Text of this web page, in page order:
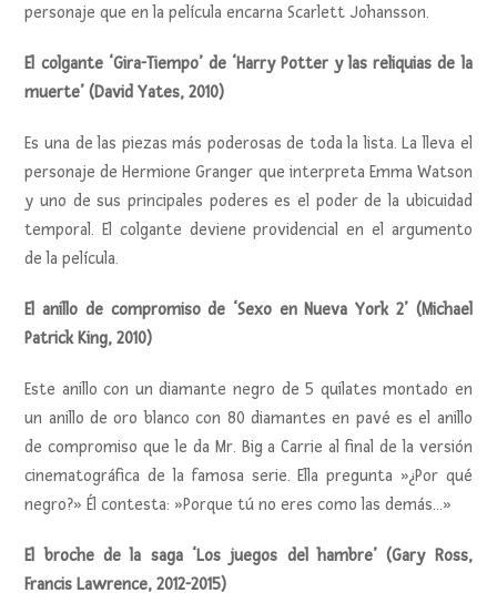
personaje que en la película encarna Scarlett Johansson.
El colgante ‘Gira-Tiempo’ de ‘Harry Potter y las reliquias de la
muerte’ (David Yates, 2010)
Es una de las piezas más poderosas de toda la lista. La lleva el
personaje de Hermione Granger que interpreta Emma Watson
y uno de sus principales poderes es el poder de la ubicuidad
temporal. El colgante deviene providencial en el argumento
de la película.
El anillo de compromiso de ‘Sexo en Nueva York 2’ (Michael
Patrick King, 2010)
Este anillo con un diamante negro de 5 quilates montado en
un anillo de oro blanco con 80 diamantes en pavé es el anillo
de compromiso que le da Mr. Big a Carrie al final de la versión
cinematográfica de la famosa serie. Ella pregunta »¿Por qué
negro?» Él contesta: »Porque tú no eres como las demás…»
El broche de la saga ‘Los juegos del hambre’ (Gary Ross,
Francis Lawrence, 2012-2015)